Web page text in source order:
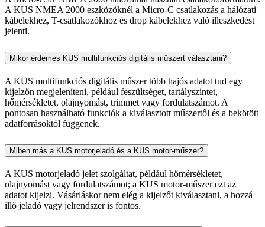
A KUS NMEA 2000 eszközöknél a Micro-C csatlakozás a hálózati
kábelekhez, T-csatlakozókhoz és drop kábelekhez való illeszkedést
jelenti.
Mikor érdemes KUS multifunkciós digitális műszert választani?
A KUS multifunkciós digitális műszer több hajós adatot tud egy
kijelzőn megjeleníteni, például feszültséget, tartályszintet,
hőmérsékletet, olajnyomást, trimmet vagy fordulatszámot. A
pontosan használható funkciók a kiválasztott műszertől és a bekötött
adatforrásoktól függenek.
Miben más a KUS motorjeladó és a KUS motor-műszer?
A KUS motorjeladó jelet szolgáltat, például hőmérsékletet,
olajnyomást vagy fordulatszámot; a KUS motor-műszer ezt az
adatot kijelzi. Vásárláskor nem elég a kijelzőt kiválasztani, a hozzá
illő jeladó vagy jelrendszer is fontos.